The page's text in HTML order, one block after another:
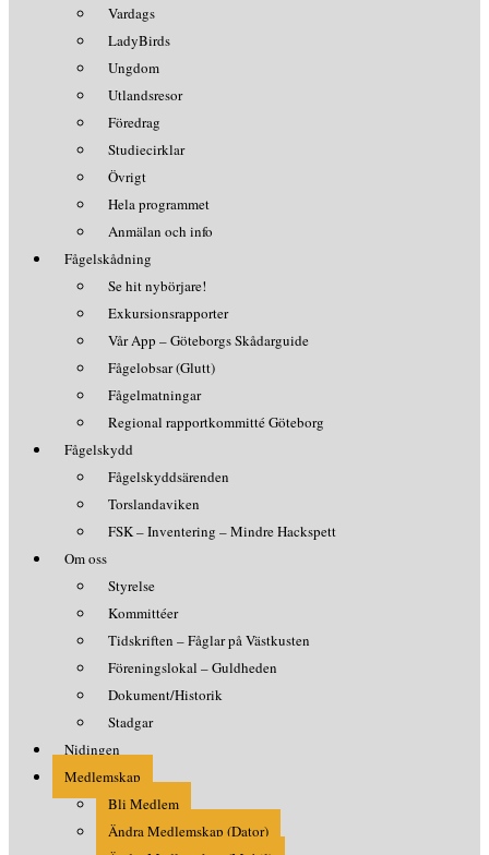
Vardags
LadyBirds
Ungdom
Utlandsresor
Föredrag
Studiecirklar
Övrigt
Hela programmet
Anmälan och info
Fågelskådning
Se hit nybörjare!
Exkursionsrapporter
Vår App – Göteborgs Skådarguide
Fågelobsar (Glutt)
Fågelmatningar
Regional rapportkommitté Göteborg
Fågelskydd
Fågelskyddsärenden
Torslandaviken
FSK – Inventering – Mindre Hackspett
Om oss
Styrelse
Kommittéer
Tidskriften – Fåglar på Västkusten
Föreningslokal – Guldheden
Dokument/Historik
Stadgar
Nidingen
Medlemskap
Bli Medlem
Ändra Medlemskap (Dator)